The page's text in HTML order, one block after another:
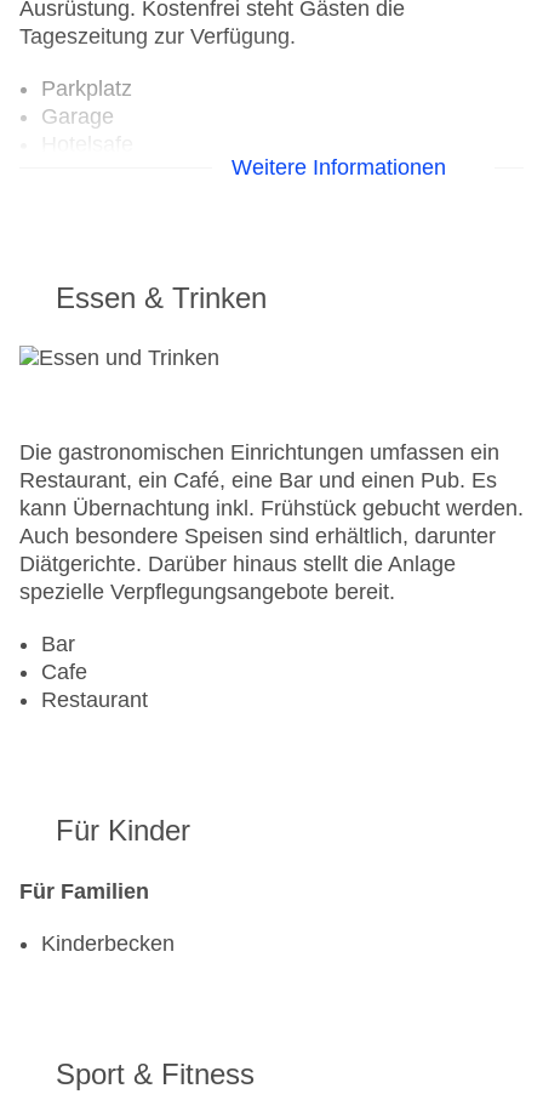
Ausrüstung. Kostenfrei steht Gästen die
Tageszeitung zur Verfügung.
Parkplatz
Garage
Hotelsafe
WLAN/WiFi im Hotel
Gesamtanzahl der Zimmer: 28
Pools:Kinderbecken, Indoor Pool, Outdoor Pool,
Zahlungsarten: American Express, Mastercard,
Weitere Informationen
Essen & Trinken
Die gastronomischen Einrichtungen umfassen ein
Restaurant, ein Café, eine Bar und einen Pub. Es
kann Übernachtung inkl. Frühstück gebucht werden.
Auch besondere Speisen sind erhältlich, darunter
Diätgerichte. Darüber hinaus stellt die Anlage
spezielle Verpflegungsangebote bereit.
Bar
Cafe
Restaurant
Für Kinder
Für Familien
Kinderbecken
Sport & Fitness